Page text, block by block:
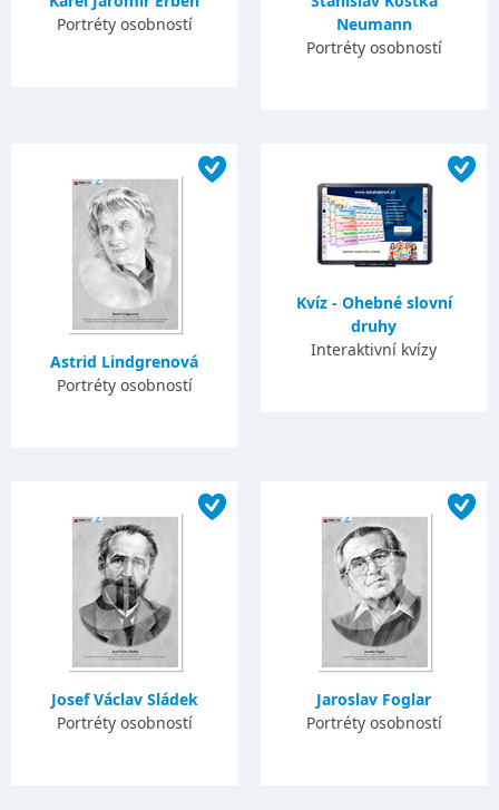
Portréty osobností
Neumann
Portréty osobností
Astrid Lindgrenová
Portréty osobností
Kvíz - Ohebné slovní
druhy
Interaktivní kvízy
Josef Václav Sládek
Portréty osobností
Jaroslav Foglar
Portréty osobností